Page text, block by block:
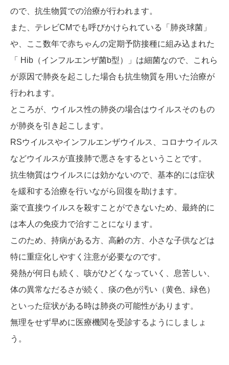
ので、抗生物質での治療が行われます。
また、テレビCMでも呼びかけられている「肺炎球菌」
や、ここ数年で赤ちゃんの定期予防接種に組み込まれた
「 Hib（インフルエンザ菌b型）」は細菌なので、これら
が原因で肺炎を起こした場合も抗生物質を用いた治療が
行われます。
ところが、ウイルス性の肺炎の場合はウイルスそのもの
が肺炎を引き起こします。
RSウイルスやインフルエンザウイルス、コロナウイルス
などウイルスが直接肺で悪さをするということです。
抗生物質はウイルスには効かないので、基本的には症状
を緩和する治療を行いながら回復を助けます。
薬で直接ウイルスを殺すことができないため、最終的に
は本人の免疫力で治すことになります。
このため、持病がある方、高齢の方、小さな子供などは
特に重症化しやすく注意が必要なのです。
発熱が何日も続く、咳がひどくなっていく、息苦しい、
体の異常なだるさが続く、痰の色が汚い（黄色、緑色）
といった症状がある時は肺炎の可能性があります。
無理をせず早めに医療機関を受診するようにしましょ
う。